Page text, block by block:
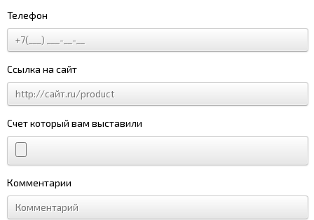
Телефон
Ссылка на сайт
Счет который вам выставили
Комментарии